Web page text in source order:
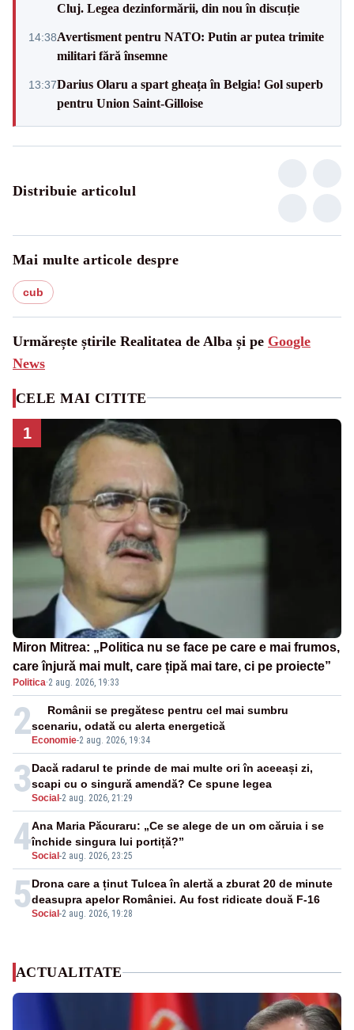
Cluj. Legea dezinformării, din nou în discuție
14:38Avertisment pentru NATO: Putin ar putea trimite
militari fără însemne
13:37Darius Olaru a spart gheața în Belgia! Gol superb
pentru Union Saint-Gilloise
Distribuie articolul
Mai multe articole despre
cub
Urmărește știrile Realitatea de Alba și pe Google
News
CELE MAI CITITE
1
Miron Mitrea: „Politica nu se face pe care e mai frumos,
care înjură mai mult, care țipă mai tare, ci pe proiecte”
Politica·2 aug. 2026, 19:33
2 Economie-2 aug. 2026, 19:34
Românii se pregătesc pentru cel mai sumbru
scenariu, odată cu alerta energetică
3Social -2 aug. 2026, 21:29
Dacă radarul te prinde de mai multe ori în aceeași zi,
scapi cu o singură amendă? Ce spune legea
4Social -2 aug. 2026, 23:25
Ana Maria Păcuraru: „Ce se alege de un om căruia i se
închide singura lui portiță?”
5Social -2 aug. 2026, 19:28
Drona care a ținut Tulcea în alertă a zburat 20 de minute
deasupra apelor României. Au fost ridicate două F-16
ACTUALITATE